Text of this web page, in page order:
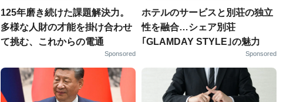
125年磨き続けた課題解決力。
多様な人財の才能を掛け合わせ
て挑む、これからの電通
Sponsored
ホテルのサービスと別荘の独立
性を融合…シェア別荘
｢GLAMDAY STYLE｣の魅力
Sponsored